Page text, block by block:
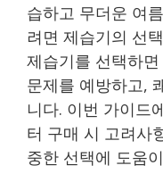
습하고 무더운 여
려면 제습기의 선
제습기를 선택하
문제를 예방하고,
니다. 이번 가이드
터 구매 시 고려사
중한 선택에 도움